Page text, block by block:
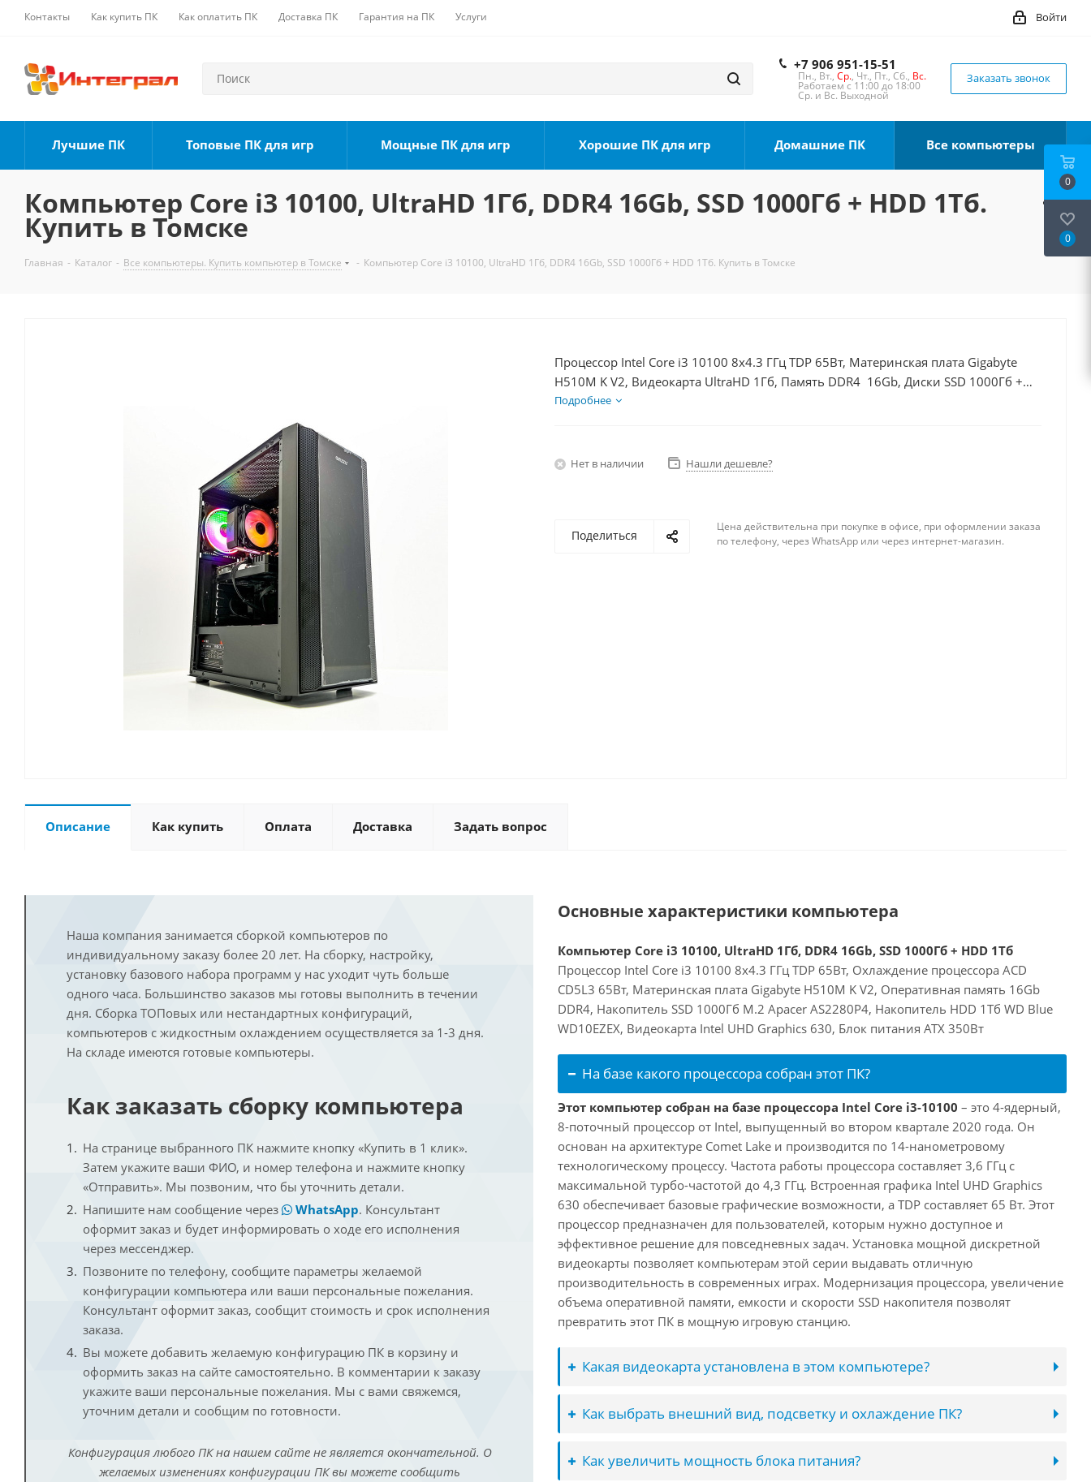
Контакты Как купить ПК Как оплатить ПК Доставка ПК Гарантия на ПК Услуги Войти
+7 906 951-15-51
Пн., Вт., Ср., Чт., Пт., Сб., Вс.
Работаем с 11:00 до 18:00
Ср. и Вс. Выходной
Заказать звонок
Лучшие ПК Топовые ПК для игр Мощные ПК для игр Хорошие ПК для игр Домашние ПК Все компьютеры
Компьютер Core i3 10100, UltraHD 1Гб, DDR4 16Gb, SSD 1000Гб + HDD 1Тб.
Купить в Томске
Главная - Каталог - Все компьютеры. Купить компьютер в Томске - Компьютер Core i3 10100, UltraHD 1Гб, DDR4 16Gb, SSD 1000Гб + HDD 1Тб. Купить в Томске
Процессор Intel Core i3 10100 8x4.3 ГГц TDP 65Вт, Материнская плата Gigabyte
H510M K V2, Видеокарта UltraHD 1Гб, Память DDR4 16Gb, Диски SSD 1000Гб +
HDD 1Тб, БП 350Вт
Подробнее
Нет в наличии Нашли дешевле?
Поделиться
Цена действительна при покупке в офисе, при оформлении заказа
по телефону, через WhatsApp или через интернет-магазин.
Описание Как купить Оплата Доставка Задать вопрос
Наша компания занимается сборкой компьютеров по
индивидуальному заказу более 20 лет. На сборку, настройку,
установку базового набора программ у нас уходит чуть больше
одного часа. Большинство заказов мы готовы выполнить в течении
дня. Сборка ТОПовых или нестандартных конфигураций,
компьютеров с жидкостным охлаждением осуществляется за 1-3 дня.
На складе имеются готовые компьютеры.
Как заказать сборку компьютера
На странице выбранного ПК нажмите кнопку «Купить в 1 клик».
Затем укажите ваши ФИО, и номер телефона и нажмите кнопку
«Отправить». Мы позвоним, что бы уточнить детали.
Напишите нам сообщение через
WhatsApp. Консультант
оформит заказ и будет информировать о ходе его исполнения
через мессенджер.
Позвоните по телефону, сообщите параметры желаемой
конфигурации компьютера или ваши персональные пожелания.
Консультант оформит заказ, сообщит стоимость и срок исполнения
заказа.
Вы можете добавить желаемую конфигурацию ПК в корзину и
оформить заказ на сайте самостоятельно. В комментарии к заказу
укажите ваши персональные пожелания. Мы с вами свяжемся,
уточним детали и сообщим по готовности.
Конфигурация любого ПК на нашем сайте не является окончательной. О
желаемых изменениях конфигурации ПК вы можете сообщить
Основные характеристики компьютера
Компьютер Core i3 10100, UltraHD 1Гб, DDR4 16Gb, SSD 1000Гб + HDD 1Тб
Процессор Intel Core i3 10100 8x4.3 ГГц TDP 65Вт, Охлаждение процессора ACD
CD5L3 65Вт, Материнская плата Gigabyte H510M K V2, Оперативная память 16Gb
DDR4, Накопитель SSD 1000Гб M.2 Apacer AS2280P4, Накопитель HDD 1Тб WD Blue
WD10EZEX, Видеокарта Intel UHD Graphics 630, Блок питания ATX 350Вт
На базе какого процессора собран этот ПК?
Этот компьютер собран на базе процессора Intel Core i3-10100 – это 4-ядерный,
8-поточный процессор от Intel, выпущенный во втором квартале 2020 года. Он
основан на архитектуре Comet Lake и производится по 14-нанометровому
технологическому процессу. Частота работы процессора составляет 3,6 ГГц с
максимальной турбо-частотой до 4,3 ГГц. Встроенная графика Intel UHD Graphics
630 обеспечивает базовые графические возможности, а TDP составляет 65 Вт. Этот
процессор предназначен для пользователей, которым нужно доступное и
эффективное решение для повседневных задач. Установка мощной дискретной
видеокарты позволяет компьютерам этой серии выдавать отличную
производительность в современных играх. Модернизация процессора, увеличение
объема оперативной памяти, емкости и скорости SSD накопителя позволят
превратить этот ПК в мощную игровую станцию.
Какая видеокарта установлена в этом компьютере?
Как выбрать внешний вид, подсветку и охлаждение ПК?
Как увеличить мощность блока питания?
0
0